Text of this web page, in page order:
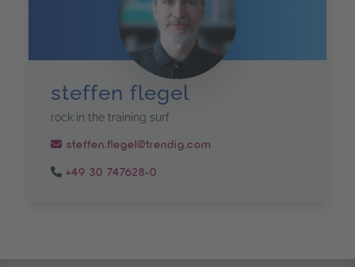
steffen flegel
rock in the training surf
steffen.flegel@trendig.com
+49 30 747628-0